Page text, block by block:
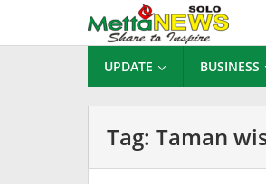
konten
UPDATE BUSINESS
Tag: Taman